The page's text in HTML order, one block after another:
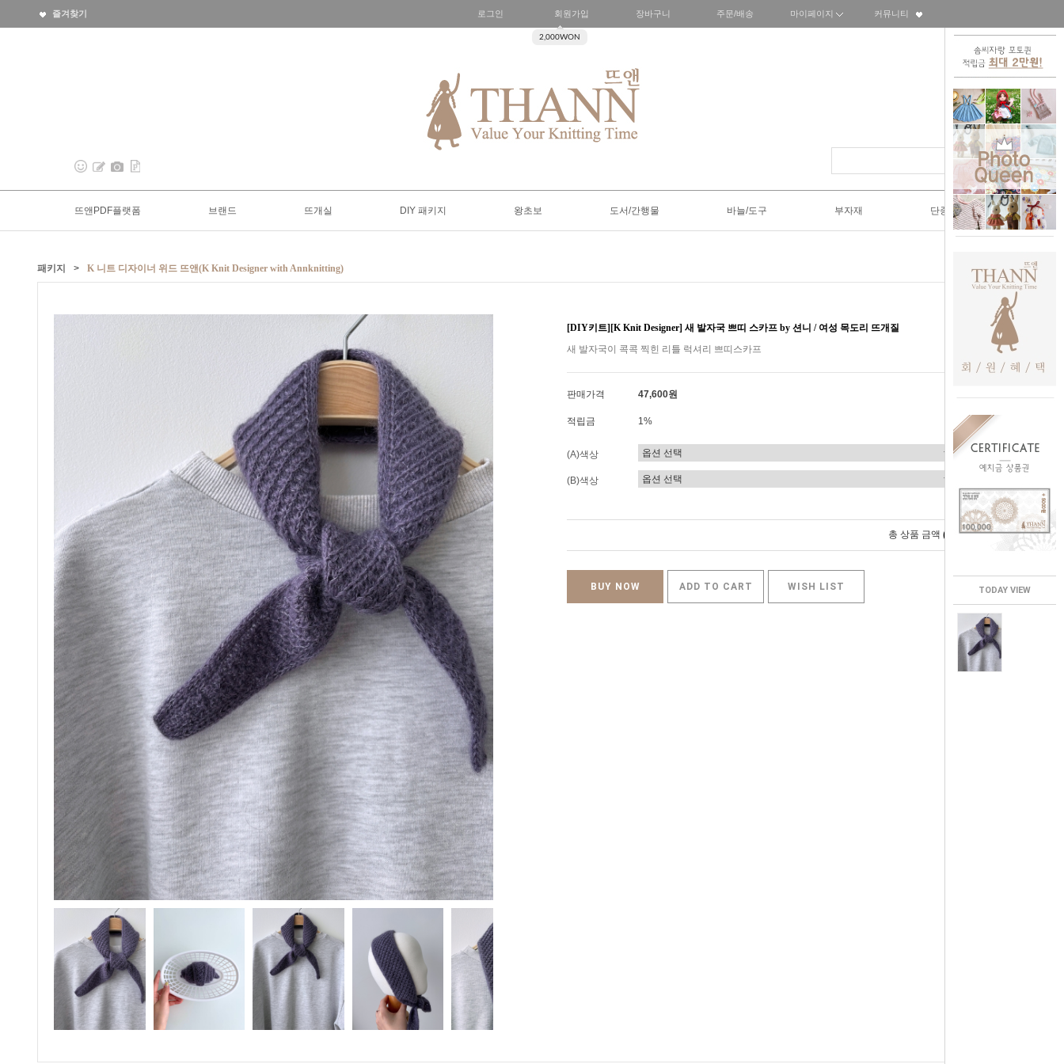
TODAY VIEW
즐겨찾기 로그인 회원가입
2,000WON
장바구니 주문/배송 마이페이지 커뮤니티
뜨앤PDF플랫폼 브랜드 뜨개실 DIY 패키지 왕초보 도서/간행물 바늘/도구 부자재 단종SALE50%
패키지 > K 니트 디자이너 위드 뜨앤(K Knit Designer with Annknitting)
[DIY키트][K Knit Designer] 새 발자국 쁘띠 스카프 by 션니 / 여성 목도리 뜨개질
새 발자국이 콕콕 찍힌 리틀 럭셔리 쁘띠스카프
판매가격 47,600원
적립금 1%
(A)색상
(B)색상
총 상품 금액 0 원
BUY NOW ADD TO CART WISH LIST